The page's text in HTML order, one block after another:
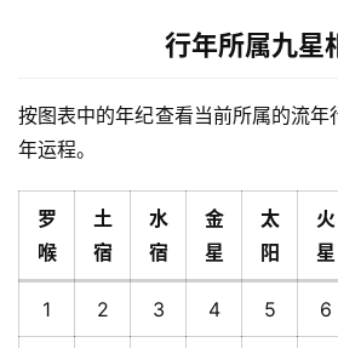
行年所属九星
按图表中的年纪查看当前所属的流年
年运程。
罗
喉
土
宿
水
宿
金
星
太
阳
火
星
1 2 3 4 5 6